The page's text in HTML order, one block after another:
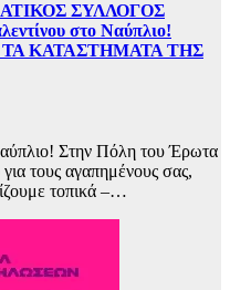
ΣΥΛΛΟΓΟΣ
στο Ναύπλιο!
ΚΑΤΑΣΤΗΜΑΤΑ ΤΗΣ
Στην Πόλη του Έρωτα
τους αγαπημένους σας,
τοπικά –…